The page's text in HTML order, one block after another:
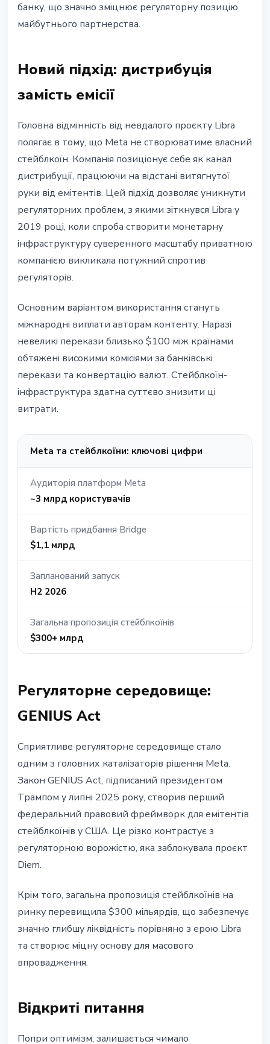
банку, що значно зміцнює регуляторну позицію
майбутнього партнерства.
Новий підхід: дистрибуція
замість емісії
Головна відмінність від невдалого проєкту Libra
полягає в тому, що Meta не створюватиме власний
стейблкоїн. Компанія позиціонує себе як канал
дистрибуції, працюючи на відстані витягнутої
руки від емітентів. Цей підхід дозволяє уникнути
регуляторних проблем, з якими зіткнувся Libra у
2019 році, коли спроба створити монетарну
інфраструктуру суверенного масштабу приватною
компанією викликала потужний спротив
регуляторів.
Основним варіантом використання стануть
міжнародні виплати авторам контенту. Наразі
невеликі перекази близько $100 між країнами
обтяжені високими комісіями за банківські
перекази та конвертацію валют. Стейблкоїн-
інфраструктура здатна суттєво знизити ці
витрати.
Meta та стейблкоїни: ключові цифри
Аудиторія платформ Meta
~3 млрд користувачів
Вартість придбання Bridge
$1,1 млрд
Запланований запуск
H2 2026
Загальна пропозиція стейблкоїнів
$300+ млрд
Регуляторне середовище:
GENIUS Act
Сприятливе регуляторне середовище стало
одним з головних каталізаторів рішення Meta.
Закон GENIUS Act, підписаний президентом
Трампом у липні 2025 року, створив перший
федеральний правовий фреймворк для емітентів
стейблкоїнів у США. Це різко контрастує з
регуляторною ворожістю, яка заблокувала проєкт
Diem.
Крім того, загальна пропозиція стейблкоїнів на
ринку перевищила $300 мільярдів, що забезпечує
значно глибшу ліквідність порівняно з ерою Libra
та створює міцну основу для масового
впровадження.
Відкриті питання
Попри оптимізм, залишається чимало